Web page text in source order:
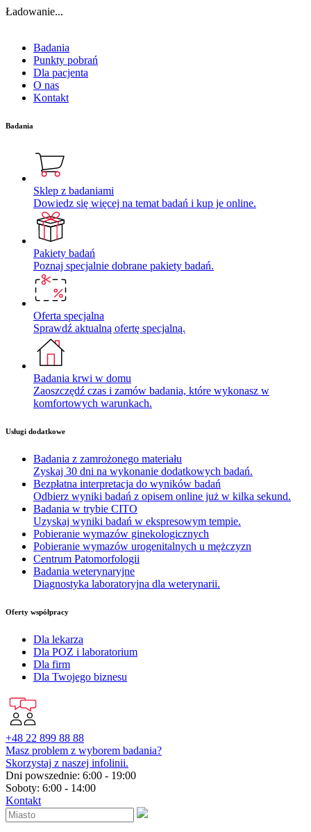
Ładowanie...
Badania
Punkty pobrań
Dla pacjenta
O nas
Kontakt
Badania
Sklep z badaniami
Dowiedz się więcej na temat badań i kup je online.
Pakiety badań
Poznaj specjalnie dobrane pakiety badań.
Oferta specjalna
Sprawdź aktualną ofertę specjalną.
Badania krwi w domu
Zaoszczędź czas i zamów badania, które wykonasz w
komfortowych warunkach.
Usługi dodatkowe
Badania z zamrożonego materiału
Zyskaj 30 dni na wykonanie dodatkowych badań.
Bezpłatna interpretacja do wyników badań
Odbierz wyniki badań z opisem online już w kilka sekund.
Badania w trybie CITO
Uzyskaj wyniki badań w ekspresowym tempie.
Pobieranie wymazów ginekologicznych
Pobieranie wymazów urogenitalnych u mężczyzn
Centrum Patomorfologii
Badania weterynaryjne
Diagnostyka laboratoryjna dla weterynarii.
Oferty współpracy
Dla lekarza
Dla POZ i laboratorium
Dla firm
Dla Twojego biznesu
+48 22 899 88 88
Masz problem z wyborem badania?
Skorzystaj z naszej infolinii.
Dni powszednie: 6:00 - 19:00
Soboty: 6:00 - 14:00
Kontakt